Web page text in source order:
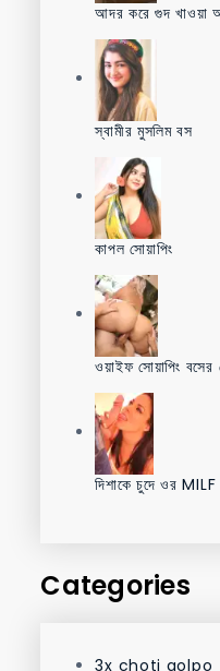
আদর করে গুদ খাওয়া
স্বামীর মুসলিম বস
কাপল সোয়াপিং
ওয়াইফ সোয়াপিং বসের
দিশাকে চুদে ওর
Categories
3x choti golpo